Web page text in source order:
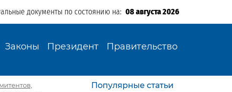
документы по состоянию на: 08 августа 2026
Законы Президент Правительство
Популярные статьи